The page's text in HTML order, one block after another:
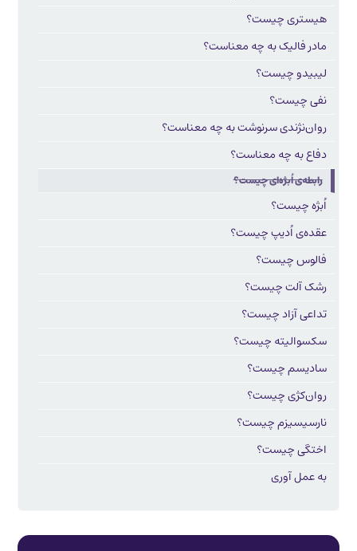
هیستری چیست؟
مادر فالیک به چه معناست؟
لیبیدو چیست؟
نفی چیست؟
روان‌نژندی سرنوشت به چه معناست؟
دفاع به چه معناست؟
رابطه‌ی اُبژه‌ای چیست؟
اُبژه چیست؟
عقده‌ی اُدیپ چیست؟
فالوس چیست؟
رشک آلت چیست؟
تداعی آزاد چیست؟
سکسوالیته چیست؟
سادیسم چیست؟
روان‌کژی چیست؟
نارسیسیزم چیست؟
اختگی چیست؟
به عمل آوری